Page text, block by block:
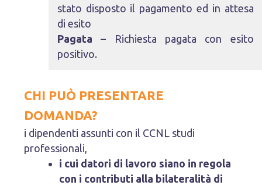
stato disposto il pagamento ed in attesa
di esito
Pagata – Richiesta pagata con esito
positivo.
CHI PUÒ PRESENTARE
DOMANDA?
i dipendenti assunti con il CCNL studi
professionali,
i cui datori di lavoro siano in regola
con i contributi alla bilateralità di